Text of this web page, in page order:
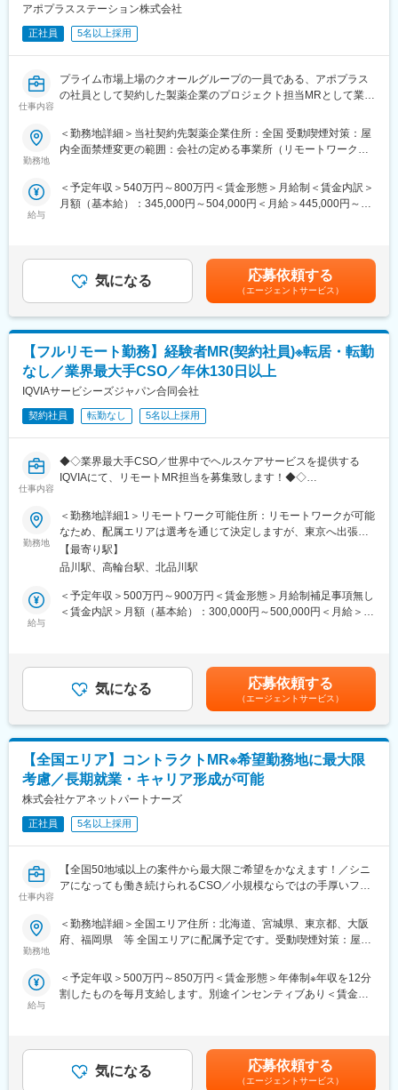
をしています。MRの現在のあり方だけでなく、プラスαの付加価
値が必要と捉え、従業員のキャリア開発、豊富なプロジェクトの
配属機会などが用意されています。
変更の範囲：会社の定める業務
■評価制度：
クライアント先の上司、当社PM・SVそれぞれが評価を定量、定
(1)充実した教育体制：
・製品研修（約2週間～2ヶ月、プロジェクトによる）：入社オリ
研修を受けていただきます。
・継続教育：入社時に配属先の製薬会社で行なわれますが、その
ム、CNS専門育成プログラムなどがあり、専門領域MRの育成も
しています。
や面談のほか、必要に応じて素早くバックアップに入るなど、MR
として結果を出せるように万全のサポート体制を整えています。
(3)豊富なプロジェクト数、50社を超える多数の取引メーカー：同
業他社と比較しても、多くのプロジェクト数があり、様々なご経
験を活かしていただくことが可能です。20代～60代までの幅広い
年代のMRの方が活躍されています。
変更の範囲：会社の定める業務
アポプラスステーション株式会社
正社員 5名以上採用
仕事内容
プライム市場上場のクオールグループの一員である、アポプラス
の社員として契約した製薬企業のプロジェクト担当MRとして業務
ックメーカーなどプロジェクトは多岐に渡りますので、今までの
経験を活かせる環境が整っています。
用情報を収集を行っていただきます。
・新薬のプロモーション
※プロジェクトマネージャー、スーパーバイザー(SV)より、日々の
活動についてフォローを受けられる環境です。全国にSVを配置
し、素早くフォローができる体制をとっています。
■組織：約600名のコントラクトMRが在籍しています。社長をは
じめ、役員クラスが元MR出身のためMRのキャリアや育成、長期
就業について力を入れている企業です。
■特徴：
(1)充実した教育体制：
・製品研修（約2週間～2ヶ月、プロジェクトによる）：入社オリ
エンテーション後に配属先プロジェクトの製薬メーカーにて製品
他、横断研修、eラーニングの研修等も受けることが可能です。
・オンコロジー専門MR育成プログラム、IBD専門育成プログラ
しています。
(2)プロジェクトマネジメント体制：プロジェクトマネージャー、
スーパーバイザーが日々の活動をフォローします。定期的な連絡
や面談のほか、必要に応じて素早くバックアップに入るなど、MR
として結果を出せるように万全のサポート体制を整えています。
(3)豊富なプロジェクト数、50社を超える多数の取引メーカー：同
業他社と比較しても、多くのプロジェクト数があり、様々なご経
・入社3年目（MR経験者）28歳：642万（月給＋日当＋住宅手
当）
・入社5年目（MR経験者）33歳：712万（月給＋日当＋住宅手
変更の範囲：会社の定める業務
勤務地
＜勤務地詳細＞当社契約先製薬企業住所：全国 受動喫煙対策：屋
内全面禁煙変更の範囲：会社の定める事業所（リモートワーク含
給与
＜予定年収＞540万円～800万円＜賃金形態＞月給制＜賃金内訳＞
月額（基本給）：345,000円～504,000円＜月給＞445,000円～
す。※その他の手当は「待遇・福利厚生」欄をご参照ください。昇
給：年1回★頑張りに応じて年収UP★赴任先の評価次第で大幅に
年収をUPできます。（年2回業績給改定）賃金はあくまでも目安
の金額であり、選考を通じて上下する可能性があります。月給(月
額)は固定手当を含めた表記です。
気になる 応募依頼する
（エージェントサービス）
【フルリモート勤務】経験者MR(契約社員)※転居・転勤
なし／業界最大手CSO／年休130日以上
IQVIAサービシーズジャパン合同会社
契約社員 転勤なし 5名以上採用
仕事内容
◆◇業界最大手CSO／世界中でヘルスケアサービスを提供する
IQVIAにて、リモートMR担当を募集致します！◆◇
【具体的な業務詳細】
国内トップクラスのプロジェクト受託実績を誇る当社の一員とし
て、医薬品PJなどを中心にリモートMRとしてクライアントビジ
ネス拡大に貢献していただきます。
具体的なプロジェクトは選考の過程でお伝えいたしますので、是
非お気軽にご応募くださいませ！
関与しています
・日本においても業界トップシェアを誇り、常時100以上のPJが
勤務地
＜勤務地詳細1＞リモートワーク可能住所：リモートワークが可能
なため、配属エリアは選考を通じて決定しますが、東京へ出張が
可能な方歓迎です。 受動喫煙対策：屋内全面禁煙＜勤務地詳細2
＞本社住所：東京都港区高輪4-10-18 京急第1ビル勤務地最寄駅：
定める事業所
【最寄り駅】
品川駅、高輪台駅、北品川駅
給与
＜予定年収＞500万円～900万円＜賃金形態＞月給制補足事項無し
＜賃金内訳＞月額（基本給）：300,000円～500,000円＜月給＞
ジェクト稼働手当(35,000円)、外勤日当（1日1,500円／外勤3.5時
間以上）■変動賞与制（6月・12月・3月）※平均実績6ヶ月分■イン
センティブ：3月（対象者）賃金はあくまでも目安の金額であり、
選考を通じて上下する可能性があります。月給(月額)は固定手当を
含めた表記です。
気になる 応募依頼する
（エージェントサービス）
【全国エリア】コントラクトMR※希望勤務地に最大限
考慮／長期就業・キャリア形成が可能
株式会社ケアネットパートナーズ
正社員 5名以上採用
仕事内容
【全国50地域以上の案件から最大限ご希望をかなえます！／シニ
アになっても働き続けられるCSO／小規模ならではの手厚いフォ
■業務内容：
して医薬品情報の伝達や、安全性や有効性情報をご提供いただき
ます。有効性について情報の収集と会社への報告業務もお願いい
件から勤務地をご提案させていただきます。年収は現職考慮（モ
デル年収：20代650万、40代後半850万）領域を変えてのPJT打診
勤務地
＜勤務地詳細＞全国エリア住所：北海道、宮城県、東京都、大阪
府、福岡県 等 全国エリアに配属予定です。受動喫煙対策：屋内
給与
＜予定年収＞500万円～850万円＜賃金形態＞年俸制※年収を12分
割したものを毎月支給します。別途インセンティブあり＜賃金内
円（12分割）（一律手当を含む）＜昇給有無＞有＜残業手当＞有
＜給与補足＞※面接を通して、ご経験やスキルにより当社規定に基
気になる 応募依頼する
（エージェントサービス）